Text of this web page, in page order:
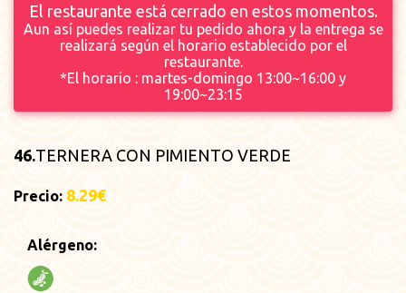
El restaurante está cerrado en estos momentos.
Aun así puedes realizar tu pedido ahora y la entrega se
realizará según el horario establecido por el
restaurante.
*El horario : martes-domingo 13:00~16:00 y
19:00~23:15
46.TERNERA CON PIMIENTO VERDE
Precio: 8.29€
Alérgeno: